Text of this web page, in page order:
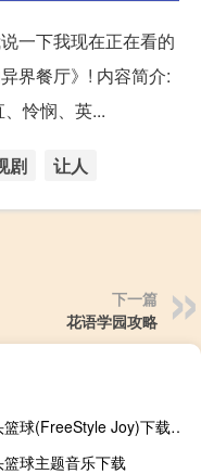
一下我现在正在看的
界餐厅》! 内容简介:
怜悯、英...
剧 让人
下一篇
花语学园攻略
街头篮球(FreeStyle Joy)下载(电脑、安卓和IOS所有版本)
篮球主题音乐下载